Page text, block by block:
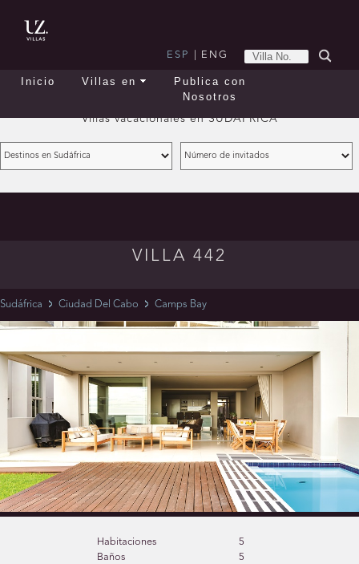
ESP ENG
Inicio Villas en
Publica con
Nosotros
Villas vacacionales enSUDÁFRICA
VILLA 442
Sudáfrica Ciudad Del Cabo Camps Bay
Habitaciones
5
Baños
5